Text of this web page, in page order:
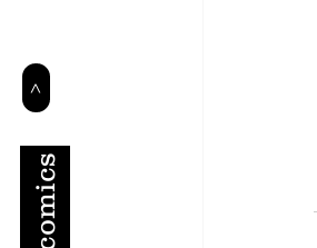
>
comics